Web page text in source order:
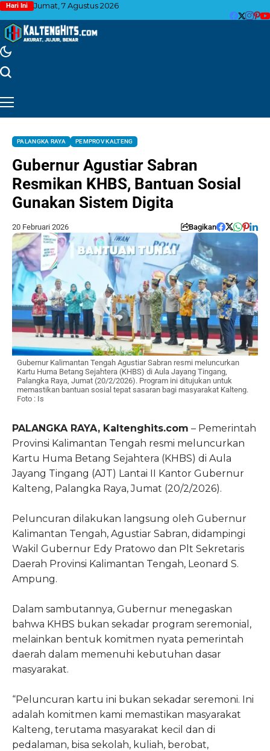
Hari Ini Jumat, 7 Agustus 2026
PALANGKA RAYA PEMPROV KALTENG
Gubernur Agustiar Sabran
Resmikan KHBS, Bantuan Sosial
Gunakan Sistem Digita
20 Februari 2026 Bagikan
Gubernur Kalimantan Tengah Agustiar Sabran resmi meluncurkan
Kartu Huma Betang Sejahtera (KHBS) di Aula Jayang Tingang,
Palangka Raya, Jumat (20/2/2026). Program ini ditujukan untuk
memastikan bantuan sosial tepat sasaran bagi masyarakat Kalteng.
Foto : Is
PALANGKA RAYA, Kaltenghits.com – Pemerintah
Provinsi Kalimantan Tengah resmi meluncurkan
Kartu Huma Betang Sejahtera (KHBS) di Aula
Jayang Tingang (AJT) Lantai II Kantor Gubernur
Kalteng, Palangka Raya, Jumat (20/2/2026).
Peluncuran dilakukan langsung oleh Gubernur
Kalimantan Tengah, Agustiar Sabran, didampingi
Wakil Gubernur Edy Pratowo dan Plt Sekretaris
Daerah Provinsi Kalimantan Tengah, Leonard S.
Ampung.
Dalam sambutannya, Gubernur menegaskan
bahwa KHBS bukan sekadar program seremonial,
melainkan bentuk komitmen nyata pemerintah
daerah dalam memenuhi kebutuhan dasar
masyarakat.
“Peluncuran kartu ini bukan sekadar seremoni. Ini
adalah komitmen kami memastikan masyarakat
Kalteng, terutama masyarakat kecil dan di
pedalaman, bisa sekolah, kuliah, berobat,